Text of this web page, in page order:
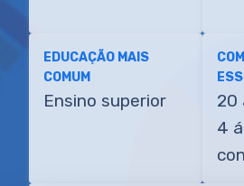
EDUCAÇÃO MAIS
COMUM
Ensino superior
20
4